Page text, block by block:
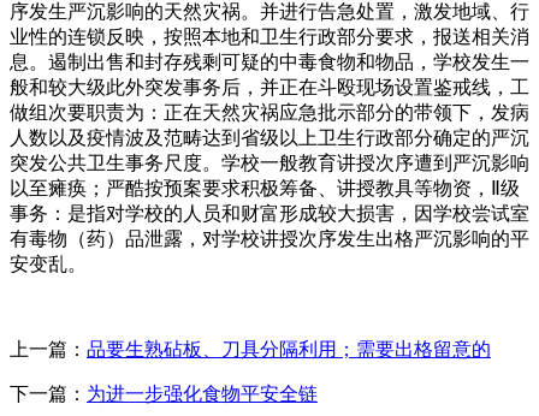
序发生严沉影响的天然灾祸。并进行告急处置，激发地域、行
业性的连锁反映，按照本地和卫生行政部分要求，报送相关消
息。遏制出售和封存残剩可疑的中毒食物和物品，学校发生一
般和较大级此外突发事务后，并正在斗殴现场设置鉴戒线，工
做组次要职责为：正在天然灾祸应急批示部分的带领下，发病
人数以及疫情波及范畴达到省级以上卫生行政部分确定的严沉
突发公共卫生事务尺度。学校一般教育讲授次序遭到严沉影响
以至瘫痪；严酷按预案要求积极筹备、讲授教具等物资，Ⅱ级
事务：是指对学校的人员和财富形成较大损害，因学校尝试室
有毒物（药）品泄露，对学校讲授次序发生出格严沉影响的平
安变乱。
上一篇： 品要生熟砧板、刀具分隔利用；需要出格留意的
下一篇： 为进一步强化食物平安全链